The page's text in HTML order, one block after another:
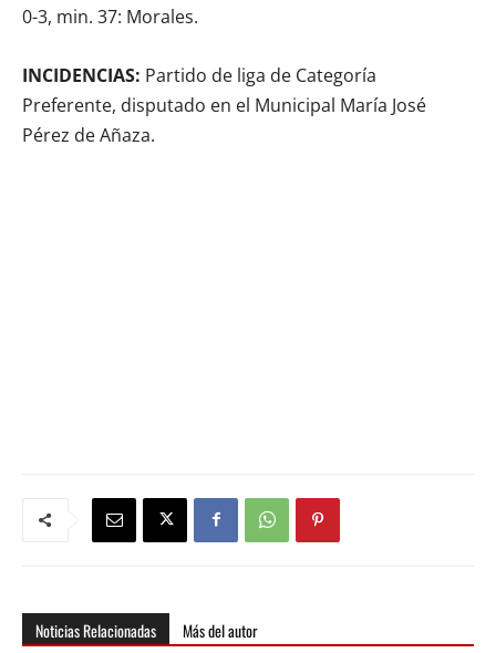
0-3, min. 37: Morales.
INCIDENCIAS: Partido de liga de Categoría
Preferente, disputado en el Municipal María José
Pérez de Añaza.
Noticias Relacionadas Más del autor